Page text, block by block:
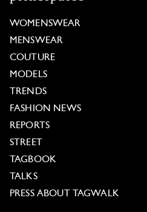
WOMENSWEAR
MENSWEAR
COUTURE
MODELS
TRENDS
FASHION NEWS
REPORTS
STREET
TAGBOOK
TALKS
PRESS ABOUT TAGWALK